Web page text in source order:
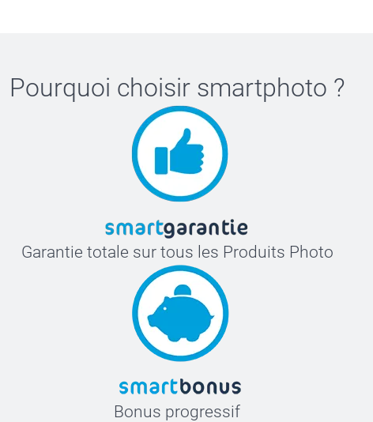
Pourquoi choisir smartphoto ?
Garantie totale sur tous les Produits Photo
Bonus progressif